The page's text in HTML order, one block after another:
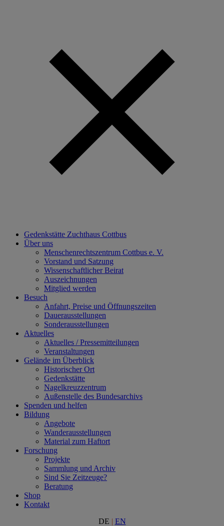
Gedenkstätte Zuchthaus Cottbus
Über uns
Menschenrechtszentrum Cottbus e. V.
Vorstand und Satzung
Wissenschaftlicher Beirat
Auszeichnungen
Mitglied werden
Besuch
Anfahrt, Preise und Öffnungszeiten
Dauerausstellungen
Sonderausstellungen
Aktuelles
Aktuelles / Pressemitteilungen
Veranstaltungen
Gelände im Überblick
Historischer Ort
Gedenkstätte
Nagelkreuzzentrum
Außenstelle des Bundesarchivs
Spenden und helfen
Bildung
Angebote
Wanderausstellungen
Material zum Haftort
Forschung
Projekte
Sammlung und Archiv
Sind Sie Zeitzeuge?
Beratung
Shop
Kontakt
DE | EN